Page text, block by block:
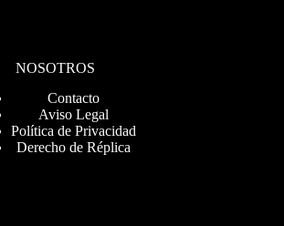
NOSOTROS
Contacto
Aviso Legal
Política de Privacidad
Derecho de Réplica